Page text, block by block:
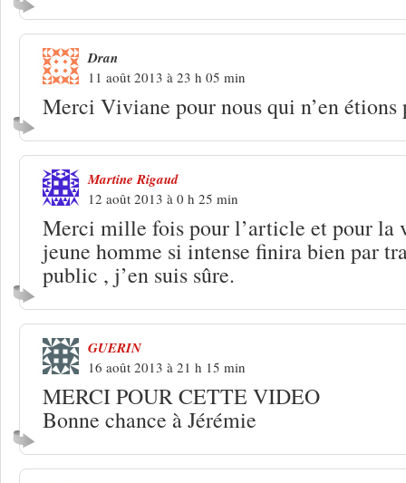
Dran
11 août 2013 à 23 h 05 min
Merci Viviane pour nous qui n’en
Martine Rigaud
12 août 2013 à 0 h 25 min
Merci mille fois pour l’article et pour la
jeune homme si intense finira bien par
public , j’en suis sûre.
GUERIN
16 août 2013 à 21 h 15 min
MERCI POUR CETTE VIDEO
Bonne chance à Jérémie